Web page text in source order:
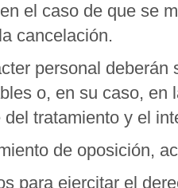
el caso de que se
cancelación.
personal
o, en su caso,
tratamiento y el
de oposición,
para ejercitar el